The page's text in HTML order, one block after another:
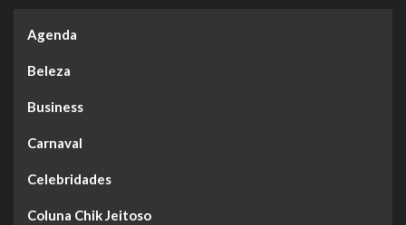
Agenda
Beleza
Business
Carnaval
Celebridades
Coluna Chik Jeitoso